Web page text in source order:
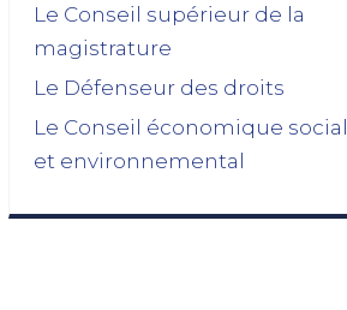
Le Conseil supérieur de la
magistrature
Le Défenseur des droits
Le Conseil économique social
et environnemental